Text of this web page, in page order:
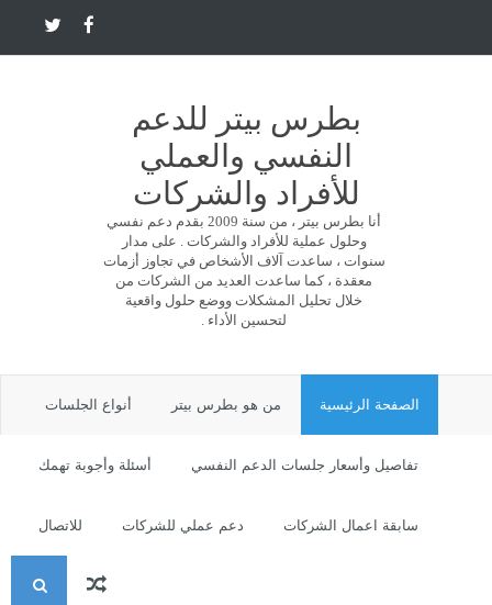
بطرس بيتر للدعم
النفسي والعملي
للأفراد والشركات
أنا بطرس بيتر ، من سنة 2009 بقدم دعم نفسي
وحلول عملية للأفراد والشركات . على مدار
سنوات ، ساعدت آلاف الأشخاص في تجاوز أزمات
معقدة ، كما ساعدت العديد من الشركات من
خلال تحليل المشكلات ووضع حلول واقعية
لتحسين الأداء .
الصفحة الرئيسية من هو بطرس بيتر أنواع الجلسات
تفاصيل وأسعار جلسات الدعم النفسي أسئلة وأجوبة تهمك
سابقة اعمال الشركات دعم عملي للشركات للاتصال
ا